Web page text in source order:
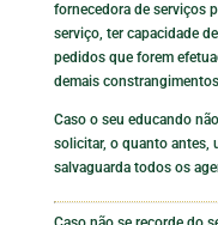
fornecedora de serviços
serviço, ter capacidade
pedidos que forem
demais
Caso o seu educando
solicitar, o quanto antes,
salvaguarda todos os